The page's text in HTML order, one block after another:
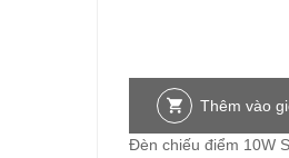
Thêm vào
Đèn chiếu điểm 10W